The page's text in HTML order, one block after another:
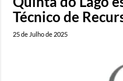
Técnico de
25 de Julho de 2025